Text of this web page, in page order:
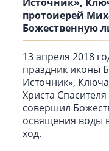
протоиерей
Божественную
13 апреля 2018
праздник иконы
Источник»,
Христа
совершил
освящения воды
ход.